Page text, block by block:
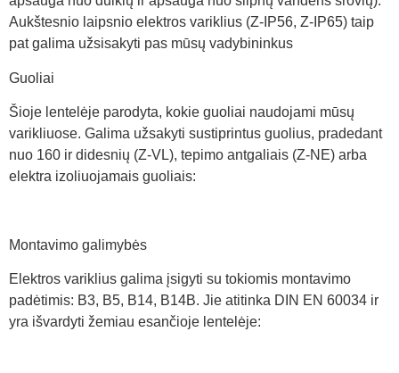
Aukštesnio laipsnio elektros variklius (Z-IP56, Z-IP65) taip
pat galima užsisakyti pas mūsų vadybininkus
Guoliai
Šioje lentelėje parodyta, kokie guoliai naudojami mūsų
varikliuose. Galima užsakyti sustiprintus guolius, pradedant
nuo 160 ir didesnių (Z-VL), tepimo antgaliais (Z-NE) arba
elektra izoliuojamais guoliais:
Montavimo galimybės
Elektros variklius galima įsigyti su tokiomis montavimo
padėtimis: B3, B5, B14, B14B. Jie atitinka DIN EN 60034 ir
yra išvardyti žemiau esančioje lentelėje: